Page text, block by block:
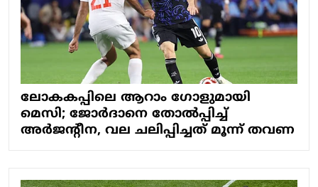
ലോകകപ്പിലെ ആറാം ഗോളുമായി
മെസി; ജോര്‍ദാനെ തോല്‍പ്പിച്ച്
അര്‍ജന്റീന, വല ചലിപ്പിച്ചത് മൂന്ന് തവണ